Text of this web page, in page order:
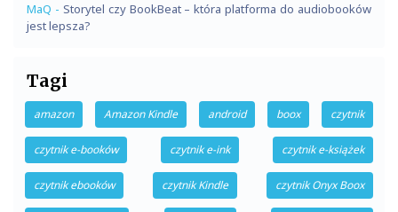
MaQ - Storytel czy BookBeat – która platforma do audiobooków
jest lepsza?
Tagi
amazon Amazon Kindle android boox czytnik
czytnik e-booków czytnik e-ink czytnik e-książek
czytnik ebooków czytnik Kindle czytnik Onyx Boox